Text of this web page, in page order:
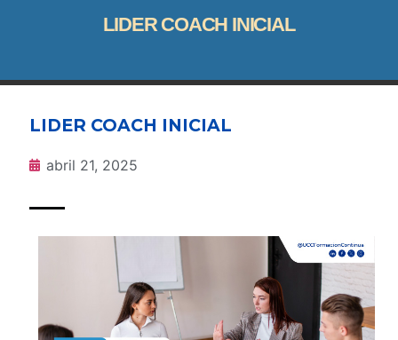
LIDER COACH INICIAL
LIDER COACH INICIAL
abril 21, 2025